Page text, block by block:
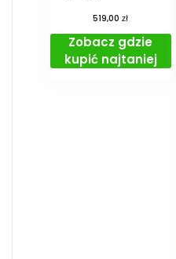
519,00zł
Zobacz gdzie
kupić najtaniej